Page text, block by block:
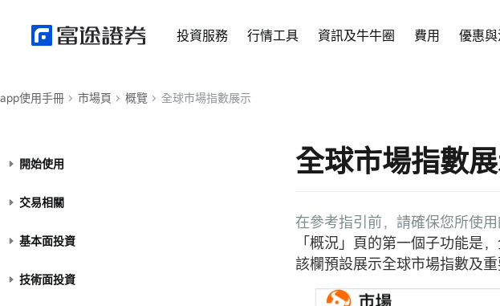
投資服務 行情工具 資訊及牛牛圈 費用 優惠
app使用手冊 市場頁 概覽 全球市場指數展示
開始使用
交易相關
基本面投資
技術面投資
全球市場指數
在參考指引前，請確保您所使
「概況」頁的第一個子功能是
該欄預設展示全球市場指數及